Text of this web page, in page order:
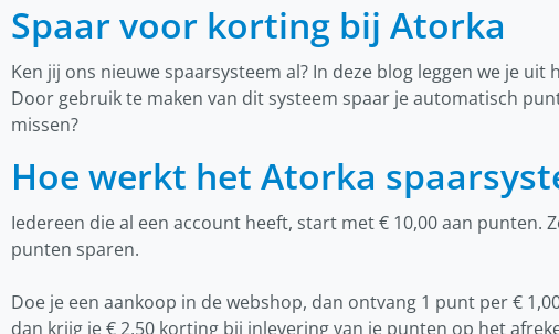
Spaar voor korting bij Atorka
Ken jij ons nieuwe spaarsysteem al? In deze blog leggen we je uit
Door gebruik te maken van dit systeem spaar je automatisch
missen?
Hoe werkt het Atorka
Iedereen die al een account heeft, start met € 10,00 aan punten.
punten sparen.
Doe je een aankoop in de webshop, dan ontvang 1 punt per €
dan krijg je € 2,50 korting bij inlevering van je punten op het